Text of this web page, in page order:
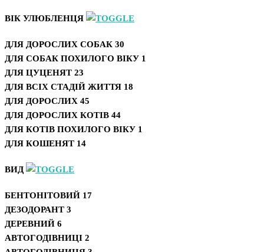
ВІК УЛЮБЛЕНЦЯ
ДЛЯ ДОРОСЛИХ СОБАК 30
ДЛЯ СОБАК ПОХИЛОГО ВІКУ 1
ДЛЯ ЦУЦЕНЯТ 23
ДЛЯ ВСІХ СТАДІЙ ЖИТТЯ 18
ДЛЯ ДОРОСЛИХ 45
ДЛЯ ДОРОСЛИХ КОТІВ 44
ДЛЯ КОТІВ ПОХИЛОГО ВІКУ 1
ДЛЯ КОШЕНЯТ 14
ВИД
БЕНТОНІТОВИЙ 17
ДЕЗОДОРАНТ 3
ДЕРЕВНИЙ 6
АВТОГОДІВНИЦІ 2